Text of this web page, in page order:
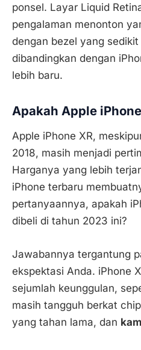
ponsel. Layar Liquid
pengalaman menonton
dengan bezel yang
dibandingkan dengan
lebih baru.
Apakah Apple
Apple iPhone XR,
2018, masih menjadi
Harganya yang lebih
iPhone terbaru
pertanyaannya, apakah
dibeli di tahun 2023 ini?
Jawabannya tergantung
ekspektasi Anda. iPhone
sejumlah keunggulan,
masih tangguh berkat
yang tahan lama, dan